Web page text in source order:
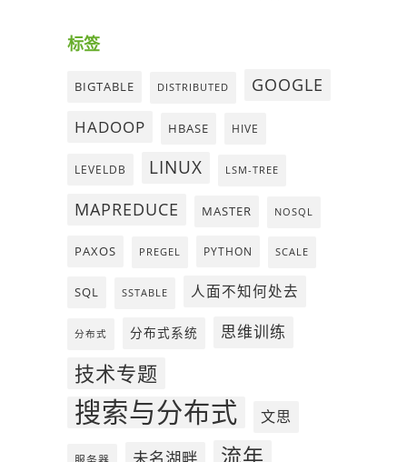
标签
BIGTABLE DISTRIBUTED GOOGLE
HADOOP HBASE HIVE
LEVELDB LINUX LSM-TREE
MAPREDUCE MASTER NOSQL
PAXOS PREGEL PYTHON SCALE
SQL SSTABLE 人面不知何处去
分布式 分布式系统 思维训练
技术专题
搜索与分布式 文思
未名湖畔 流年